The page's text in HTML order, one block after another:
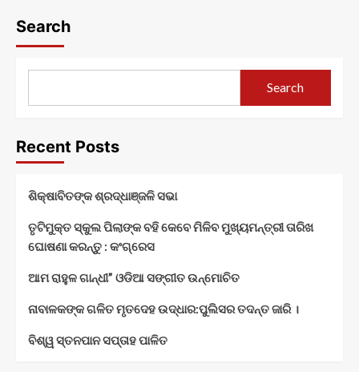
Search
Search
Recent Posts
ଶିକ୍ଷାବିତଙ୍କ ଶ୍ରଦ୍ଧାଞ୍ଜଳି ସଭା
ତୃଟିମୁକ୍ତ ସ୍କୁଲ ପିଲାଙ୍କ ବହି କେବେ ମିଳିବ ମୁଖ୍ୟମନ୍ତ୍ରୀ ତାରିଖ
ଘୋଷଣା କରନ୍ତୁ : କଂଗ୍ରେସ
ଆମ ରାହୁଳ ଗାନ୍ଧୀ” ଓଡିଆ ସଙ୍ଗୀତ ଉନ୍ମୋଚିତ
ନାବାଳକଙ୍କ ଗଳିତ ମୃତଦେହ ଉଦ୍ଧାର:ପୁଲିସର ତଦନ୍ତ ଜାରି ।
ବିଶ୍ୱ ସ୍ତନପାନ ସପ୍ତାହ ପାଳିତ